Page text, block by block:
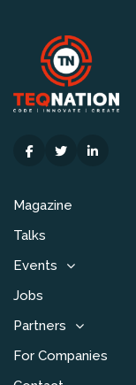
Magazine
Talks
Events
Jobs
Partners
For Companies